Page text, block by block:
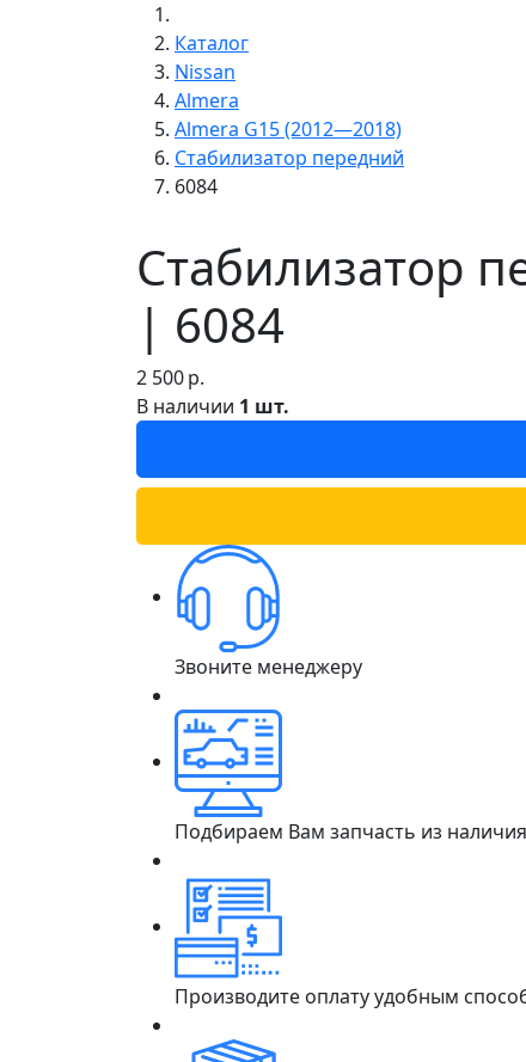
Каталог
Nissan
Almera
Almera G15 (2012—2018)
Стабилизатор передний
6084
Стабилизатор
| 6084
2 500р.
В наличии 1 шт.
Звоните менеджеру
Подбираем Вам запчасть из
Производите оплату удобным